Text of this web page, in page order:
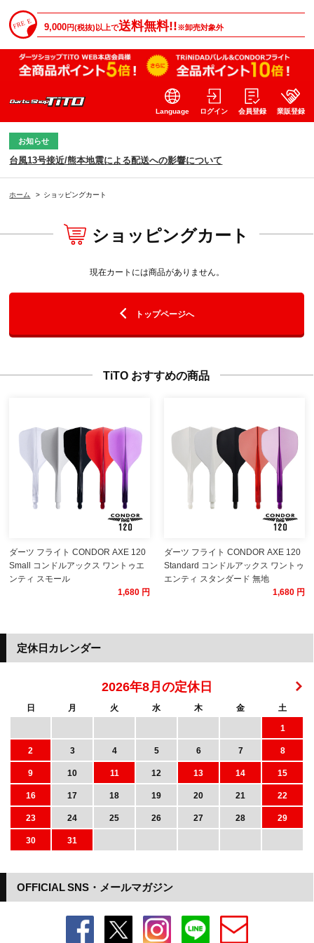
9,000円(税抜)以上で送料無料!!※卸売対象外
Language ログイン 会員登録 業販登録
お知らせ
台風13号接近/熊本地震による配送への影響について
ホーム > ショッピングカート
ショッピングカート
現在カートには商品がありません。
トップページへ
TiTO おすすめの商品
ダーツ フライト CONDOR AXE 120
Small コンドルアックス ワントゥエ
ンティ スモール
1,680 円
ダーツ フライト CONDOR AXE 120
Standard コンドルアックス ワントゥ
エンティ スタンダード 無地
1,680 円
OFFICIAL SNS・メールマガジン
定休日カレンダー
2026年8月の定休日
日 月 火 水 木 金
土
1
2
3 4 5 6 7
8
9
10 11 12 13 14
15
16
17 18 19 20 21
22
23
24 25 26 27 28
29
30
31